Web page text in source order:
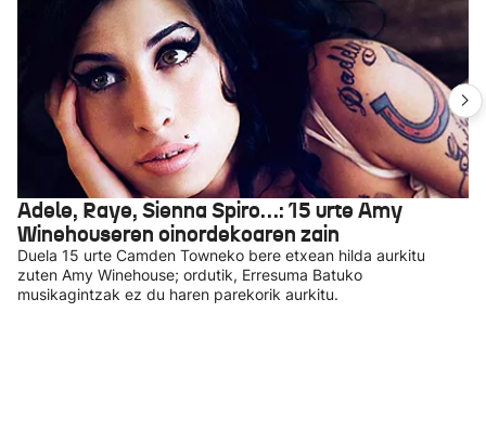
Adele, Raye, Sienna Spiro…: 15 urte Amy
Winehouseren oinordekoaren zain
Duela 15 urte Camden Towneko bere etxean hilda aurkitu
zuten Amy Winehouse; ordutik, Erresuma Batuko
musikagintzak ez du haren parekorik aurkitu.